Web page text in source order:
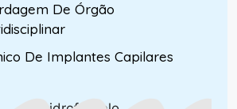
De Órgão
De Implantes Capilares